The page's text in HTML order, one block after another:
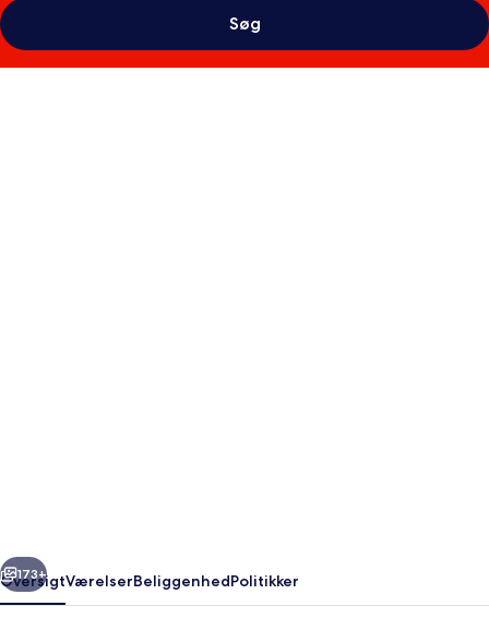
Søg
Næste
173+
OversigtVærelserBeliggenhedPolitikker